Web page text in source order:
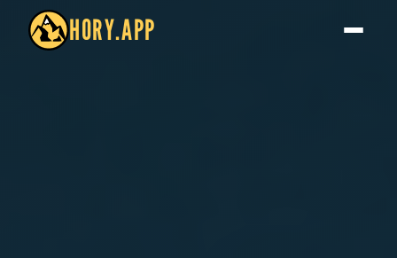
HORY.APP